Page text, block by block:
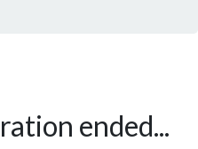
ended...